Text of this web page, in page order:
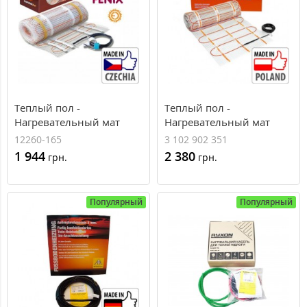
Теплый пол -
Нагревательный мат
Fenix LDTS 12260-165,
260 Вт, 1.6 м²
12260-165
1 944 грн.
Теплый пол -
Нагревательный мат
THERMOVAL TV TO 50, 1
м²
3 102 902 351
2 380 грн.
Популярный Популярный